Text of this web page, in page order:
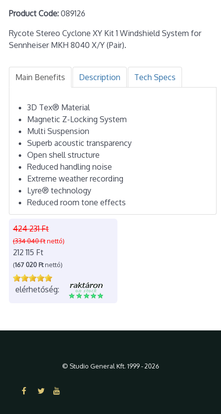
Product Code:089126
Rycote Stereo Cyclone XY Kit 1 Windshield System for
Sennheiser MKH 8040 X/Y (Pair).
Main Benefits Description Tech Specs
3D Tex® Material
Magnetic Z-Locking System
Multi Suspension
Superb acoustic transparency
Open shell structure
Reduced handling noise
Extreme weather recording
Lyre® technology
Reduced room tone effects
424 231 Ft
(334 040 Ftnettó)
212 115 Ft
(167 020 Ftnettó)
elérhetőség:
© Studio General Kft. 1999 - 2026